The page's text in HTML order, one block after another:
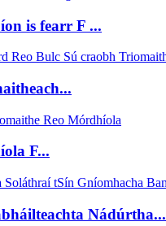
is fearr F ...
F...
Nádúrtha...